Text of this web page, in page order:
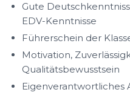
Gute
EDV-Kenntnisse
Führerschein der
Motivation,
Qualitätsbewusstsein
Eigenverantwortliches